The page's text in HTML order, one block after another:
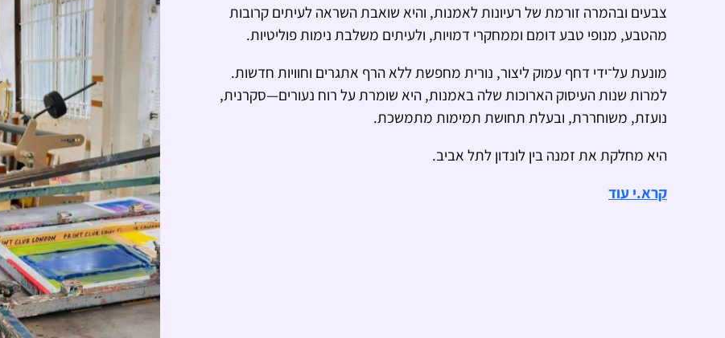
צבעים ובהמרה זורמת של רעיונות לאמנות, והיא שואבת השראה לעיתים קרובות
מהטבע, מנופי טבע דומם וממחקרי דמויות, ולעיתים משלבת נימות פוליטיות.
מונעת על־ידי דחף עמוק ליצור, נורית מחפשת ללא הרף אתגרים וחוויות חדשות.
למרות שנות העיסוק הארוכות שלה באמנות, היא שומרת על רוח נעורים—סקרנית,
נועזת, משוחררת, ובעלת תחושת תמימות מתמשכת.
היא מחלקת את זמנה בין לונדון לתל אביב.
קרא.י עוד